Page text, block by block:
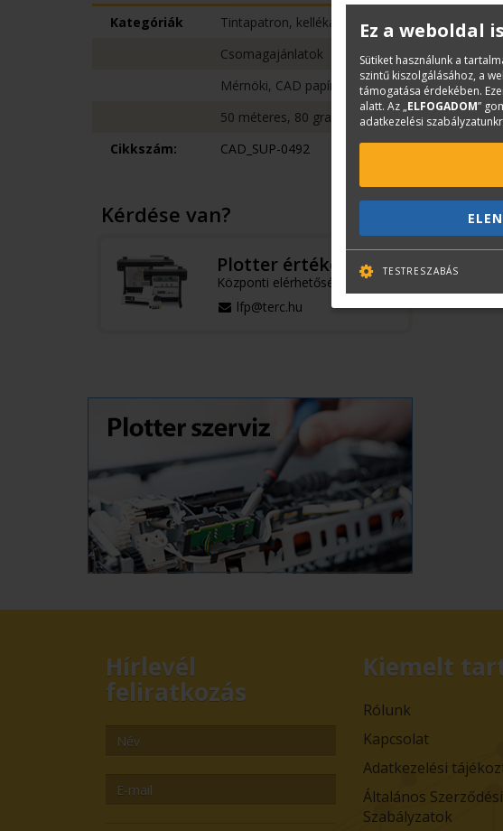
Kategóriák
Tintapatron, kellékanyag
Csomagajánlatok
Mérnöki, CAD papírok
50 méteres, 80 grammos
Cikkszám:
CAD_SUP-0492
Kérdése van?
Plotter értékesítés
Központi elérhetőségek
lfp@terc.hu
Hírlevél
feliratkozás
Kiemelt
Rólunk
Kapcsolat
Adatkezelési
Általános
Szabályzatok
Ez a weboldal
Sütiket használunk a
szintű kiszolgálásához, a
támogatása érdekében.
alatt. Az „ELFOGADOM”
adatkezelési
TESTRESZABÁS